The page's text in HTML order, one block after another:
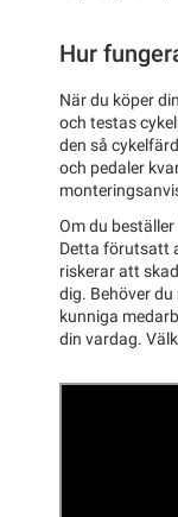
Hur
När du köper
och testas
den så
och pedaler
Om du
Detta förutsatt
riskerar att
dig. Behöver
kunniga
din vardag.